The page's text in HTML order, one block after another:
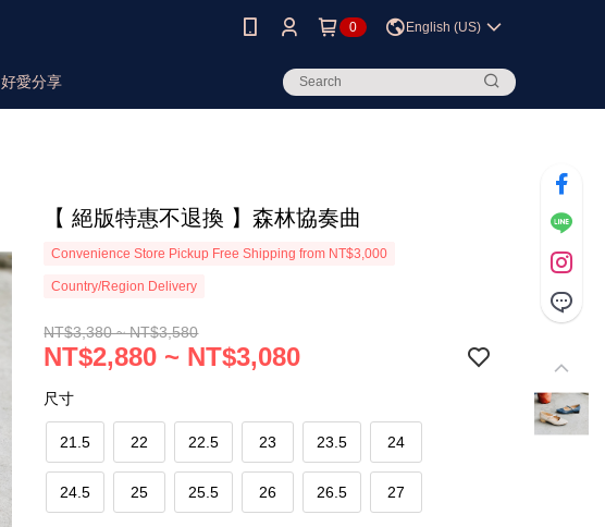
0 English (US)
好愛分享
【 絕版特惠不退換 】森林協奏曲
Convenience Store Pickup Free Shipping from NT$3,000
Country/Region Delivery
NT$3,380 ~ NT$3,580
NT$2,880 ~ NT$3,080
尺寸
21.5 22 22.5 23 23.5 24
24.5 25 25.5 26 26.5 27